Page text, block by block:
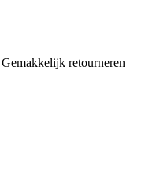
Gemakkelijk retourneren